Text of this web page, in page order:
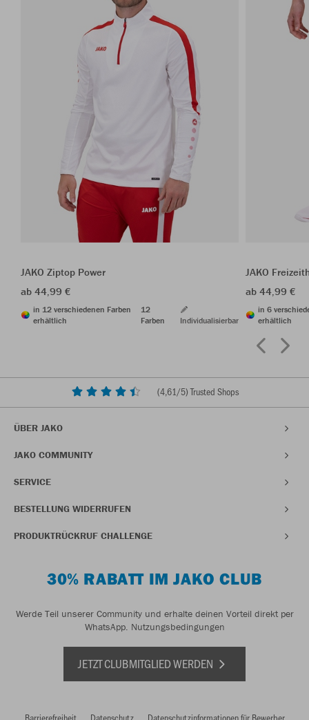
JAKO Ziptop Power
ab 44,99 €
in 12 verschiedenen Farben
erhältlich
12
Farben
Individualisierbar
JAKO
ab 44,99 €
in 6
erhältlich
(4,61/5) Trusted Shops
ÜBER JAKO
JAKO COMMUNITY
SERVICE
BESTELLUNG WIDERRUFEN
PRODUKTRÜCKRUF CHALLENGE
30% RABATT IM JAKO CLUB
Werde Teil unserer Community und erhalte deinen Vorteil direkt per
WhatsApp. Nutzungsbedingungen
JETZT CLUBMITGLIED WERDEN